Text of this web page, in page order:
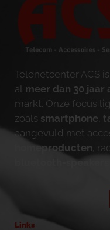
Telenetcenter ACS
al meer dan 30 jaar
markt. Onze focus
zoals smartphone
aangevuld met
homeproducten ,
bluetooth-speakers
Links